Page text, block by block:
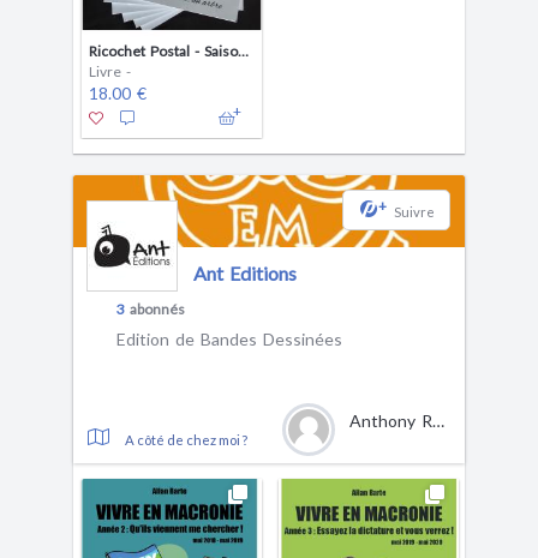
Ricochet Postal - Saison 2
Livre -
18.00 €
+ Suivre
Ant Editions
3 abonnés
Edition de Bandes Dessinées
A côté de chez moi ?
Anthony Roux